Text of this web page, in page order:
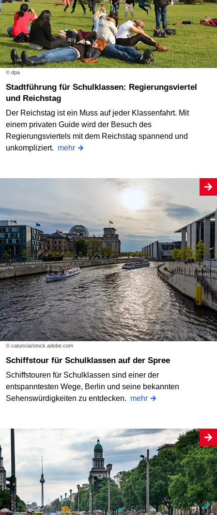
© dpa
Stadtführung für Schulklassen: Regierungsviertel
und Reichstag
Der Reichstag ist ein Muss auf jeder Klassenfahrt. Mit
einem privaten Guide wird der Besuch des
Regierungsviertels mit dem Reichstag spannend und
unkompliziert. mehr
© catuncia/stock.adobe.com
Schiffstour für Schulklassen auf der Spree
Schiffstouren für Schulklassen sind einer der
entspanntesten Wege, Berlin und seine bekannten
Sehenswürdigkeiten zu entdecken. mehr